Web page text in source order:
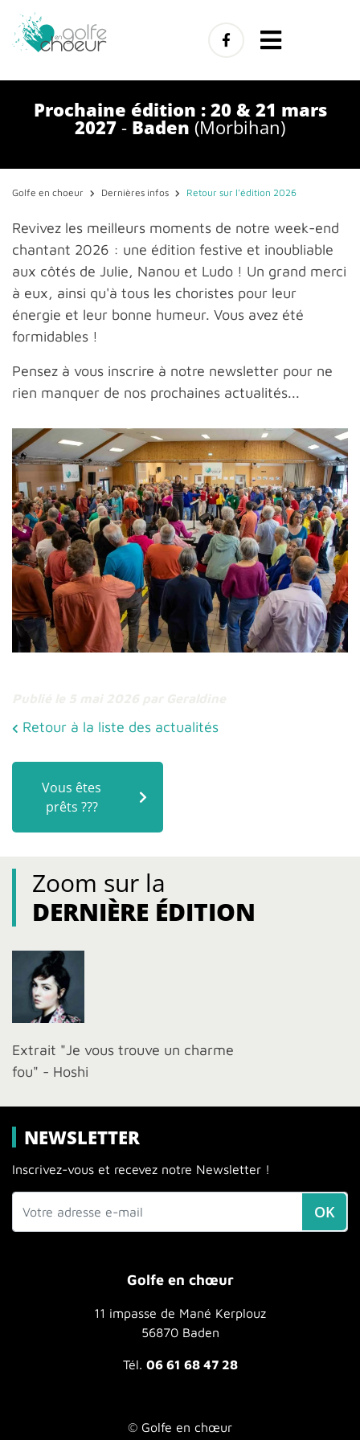
Prochaine édition : 20 & 21 mars
2027 - Baden (Morbihan)
Golfe en choeur Dernières infos Retour sur l'édition 2026
Revivez les meilleurs moments de notre week-end
chantant 2026 : une édition festive et inoubliable
aux côtés de Julie, Nanou et Ludo ! Un grand merci
à eux, ainsi qu'à tous les choristes pour leur
énergie et leur bonne humeur. Vous avez été
formidables !
Pensez à vous inscrire à notre newsletter pour ne
rien manquer de nos prochaines actualités...
Retour à la liste des actualités
Vous êtes
prêts ???
Zoom sur la
DERNIÈRE ÉDITION
Extrait "Je vous trouve un charme
fou" - Hoshi
Golfe en chœur
11 impasse de Mané Kerplouz
56870 Baden
Tél. 06 61 68 47 28
© Golfe en chœur
NEWSLETTER
Inscrivez-vous et recevez notre Newsletter !
OK